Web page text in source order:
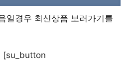
일경우 최신상품 보러가기를
[su_button